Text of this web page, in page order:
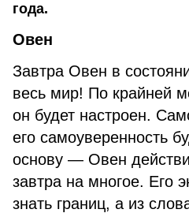
года.
Овен
Завтра Овен в
весь мир! По крайней
он будет настроен.
его самоуверенность
основу — Овен
завтра на многое. Его
знать границ, а из